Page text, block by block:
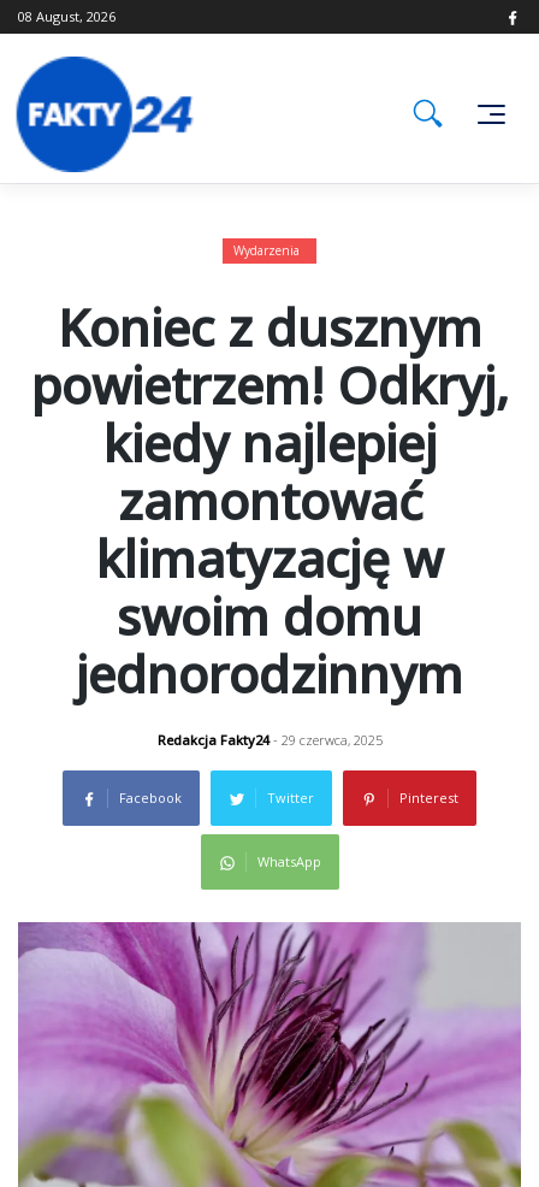
Skip
to
08 August, 2026
Wydarzenia
Koniec z dusznym
powietrzem! Odkryj,
kiedy najlepiej
zamontować
klimatyzację w
swoim domu
jednorodzinnym
Redakcja Fakty24- 29 czerwca, 2025
Facebook Twitter Pinterest
WhatsApp